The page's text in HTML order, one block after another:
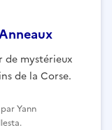
de mystérieux
de la Corse.
Yann